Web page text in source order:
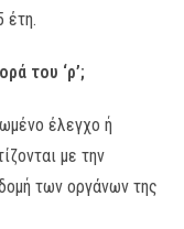
έτη.
του ‘ρ’;
έλεγχο ή
με την
των οργάνων της